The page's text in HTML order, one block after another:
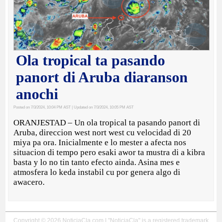
Ola tropical ta pasando
panort di Aruba diaranson
anochi
Posted on 7/3/2024, 10:04 PM AST | Updated on 7/3/2024, 10:05 PM AST
ORANJESTAD – Un ola tropical ta pasando panort di
Aruba, direccion west nort west cu velocidad di 20
miya pa ora. Inicialmente e lo mester a afecta nos
situacion di tempo pero esaki awor ta mustra di a kibra
basta y lo no tin tanto efecto ainda. Asina mes e
atmosfera lo keda instabil cu por genera algo di
awacero.
Copyright © 2026 NoticiaCla.com | "NoticiaCla" is a registered trademark